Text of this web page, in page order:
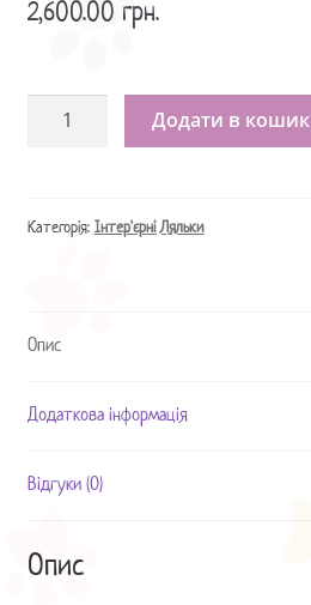
2,600.00 грн.
Кукла
Додати в кошик
Категорія: Інтер'єрні Ляльки
Опис
Додаткова інформація
Відгуки (0)
Опис